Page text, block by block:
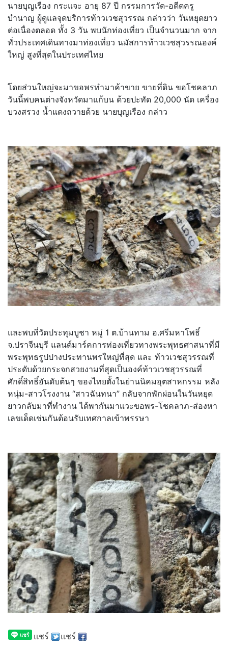
นายบุญเรือง กระแจะ อายุ 87 ปี กรรมการวัด-อดีตครู
บำนาญ ผู้ดูแลจุดบริการท้าวเวชสุวรรณ กล่าวว่า วันหยุดยาว
ต่อเนื่องตลอด ทั้ง 3 วัน พบนักท่องเที่ยว เป็นจำนวนมาก จาก
ทั่วประเทศเดินทางมาท่องเที่ยว นมัสการท้าวเวชสุวรรณองค์
ใหญ่ สูงที่สุดในประเทศไทย
โดยส่วนใหญ่จะมาขอพรทำมาค้าขาย ขายที่ดิน ขอโชคลาภ
วันนี้พบคนต่างจังหวัดมาแก้บน ด้วยปะทัด 20,000 นัด เครื่อง
บวงสรวง น้ำแดงถวายด้วย นายบุญเรือง กล่าว
และพบที่วัดประทุมบูชา หมู่ 1 ต.บ้านทาม อ.ศรีมหาโพธิ์
จ.ปราจีนบุรี แลนด์มาร์คการท่องเที่ยวทางพระพุทธศาสนาที่มี
พระพุทธรูปปางประทานพรใหญ่ที่สุด และ ท้าวเวชสุวรรณที่
ประดับด้วยกระจกสวยงามที่สุดเป็นองค์ท้าวเวชสุวรรณที่
ศักดิ์สิทธิ์อันดับต้นๆ ของไทยตั้งในย่านนิคมอุตสาหกรรม หลัง
หนุ่ม-สาวโรงงาน “สาวฉันทนา” กลับจากพักผ่อนในวันหยุด
ยาวกลับมาที่ทำงาน ได้พากันมาแวะขอพร-โชคลาภ-ส่องหา
เลขเด็ดเช่นกันต้อนรับเทศกาลเข้าพรรษา
แชร์ แชร์